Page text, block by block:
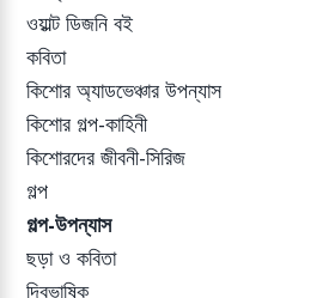
ওয়াল্ট ডিজনি বই
কবিতা
কিশোর অ্যাডভেঞ্চার উপন্যাস
কিশোর গল্প-কাহিনী
কিশোরদের জীবনী-সিরিজ
গল্প
গল্প-উপন্যাস
ছড়া ও কবিতা